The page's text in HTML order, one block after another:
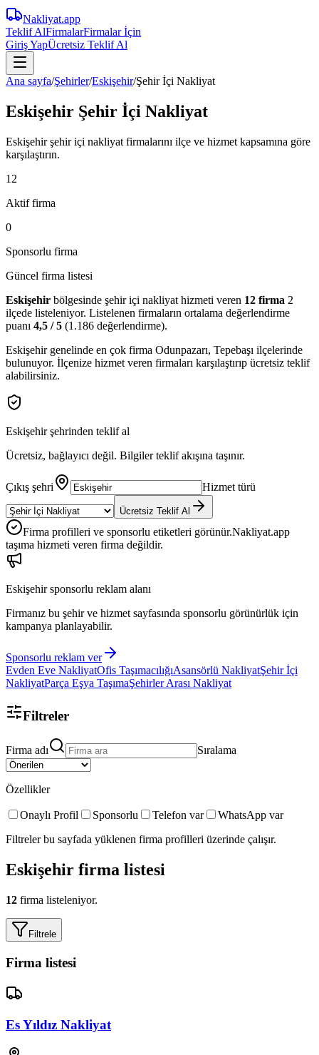
Nakliyat.app
Teklif AlFirmalarFirmalar İçin
Giriş YapÜcretsiz Teklif Al
Ana sayfa/Şehirler/Eskişehir/Şehir İçi Nakliyat
Eskişehir Şehir İçi Nakliyat
Eskişehir şehir içi nakliyat firmalarını ilçe ve hizmet kapsamına göre
karşılaştırın.
12
Aktif firma
0
Sponsorlu firma
Güncel firma listesi
Eskişehir bölgesinde şehir içi nakliyat hizmeti veren 12 firma 2
ilçede listeleniyor. Listelenen firmaların ortalama değerlendirme
puanı 4,5 / 5 (1.186 değerlendirme).
Eskişehirgenelinde en çok firma Odunpazarı, Tepebaşı ilçelerinde
bulunuyor. İlçenize hizmet veren firmaları karşılaştırıp ücretsiz teklif
alabilirsiniz.
Eskişehirşehrinden teklif al
Ücretsiz, bağlayıcı değil. Bilgiler teklif akışına taşınır.
Çıkış şehri Hizmet türü
Ücretsiz Teklif Al
Firma profilleri ve sponsorlu etiketleri görünür.Nakliyat.app
taşıma hizmeti veren firma değildir.
Eskişehirsponsorlu reklam alanı
Firmanız bu şehir ve hizmet sayfasında sponsorlu görünürlük için
kampanya planlayabilir.
Sponsorlu reklam ver
Evden Eve NakliyatOfis TaşımacılığıAsansörlü NakliyatŞehir İçi
NakliyatParça Eşya TaşımaŞehirler Arası Nakliyat
Filtreler
Firma adı Sıralama
Özellikler
Onaylı Profil Sponsorlu Telefon var
WhatsApp var
Filtreler bu sayfada yüklenen firma profilleri üzerinde çalışır.
Eskişehir firma listesi
12 firma listeleniyor.
Filtrele
Firma listesi
Es Yıldız Nakliyat